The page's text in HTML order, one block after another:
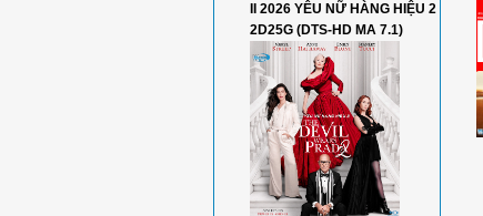
II 2026 YÊU NỮ HÀNG HIỆU 2
2D25G (DTS-HD MA 7.1)